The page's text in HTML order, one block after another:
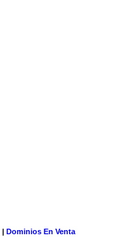
| Dominios En Venta